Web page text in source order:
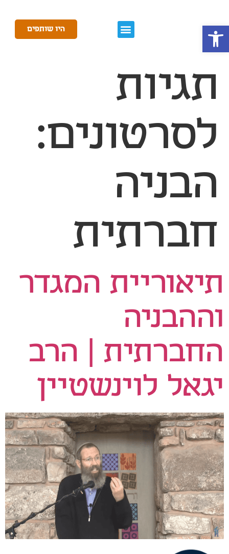
פתח סרגל נגישות היו שותפים
תגיות
לסרטונים:
הבניה
חברתית
תיאוריית המגדר
וההבניה
החברתית | הרב
יגאל לוינשטיין